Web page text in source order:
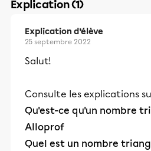
Explication (1)
Explication d’élève
25 septembre 2022
Salut!
Consulte les explications
Qu'est-ce qu'un nombre
Alloprof
Quel est un nombre